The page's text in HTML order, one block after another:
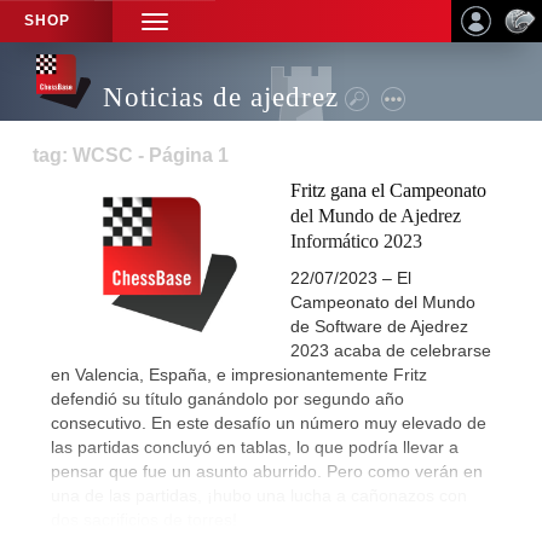
SHOP
TOGGLE
NAVIGATION
Noticias de ajedrez
tag: WCSC - Página 1
Fritz gana el Campeonato
del Mundo de Ajedrez
Informático 2023
22/07/2023 – El
Campeonato del Mundo
de Software de Ajedrez
2023 acaba de celebrarse
en Valencia, España, e impresionantemente Fritz
defendió su título ganándolo por segundo año
consecutivo. En este desafío un número muy elevado de
las partidas concluyó en tablas, lo que podría llevar a
pensar que fue un asunto aburrido. Pero como verán en